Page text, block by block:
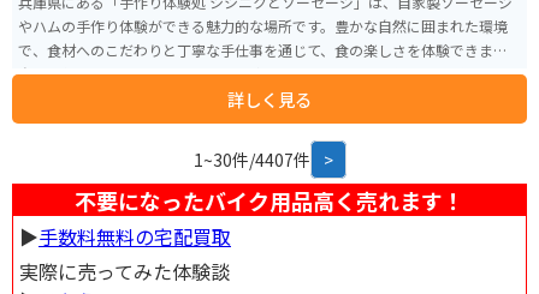
やハムの手作り体験ができる魅力的な場所です。豊かな自然に囲まれた環境
で、食材へのこだわりと丁寧な手仕事を通じて、食の楽しさを体験できます。
自分で作ったソーセージをその場で焼いて食べることも可能で、五感で食を
への事前予約がおすすめです。特に週末や祝日は混み合う可能性があるた
め、事前に予約しておくとスムーズに体験できます。バイク乗りにとって嬉
しいのは、駐車場が完備されていること。ツーリングの途中に立ち寄り、手
作り体験を楽しむことができます。周辺には、自然豊かな観光スポットも多
く、バイクでの移動も快適です。近くには、但馬の小京都と呼ばれる出石の
街並みがあり、風情ある景色を堪能できます。また、城崎温泉も近く、温泉
で旅の疲れを癒すことも可能です。 地域の名産品としては、もちろん手作り
詳しく見る
1~30件/4407件 >
不要になったバイク用品高く売れます！
▶︎手数料無料の宅配買取
実際に売ってみた体験談